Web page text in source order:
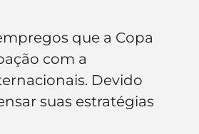
Frases
que a Copa
com a
Devido
suas estratégias